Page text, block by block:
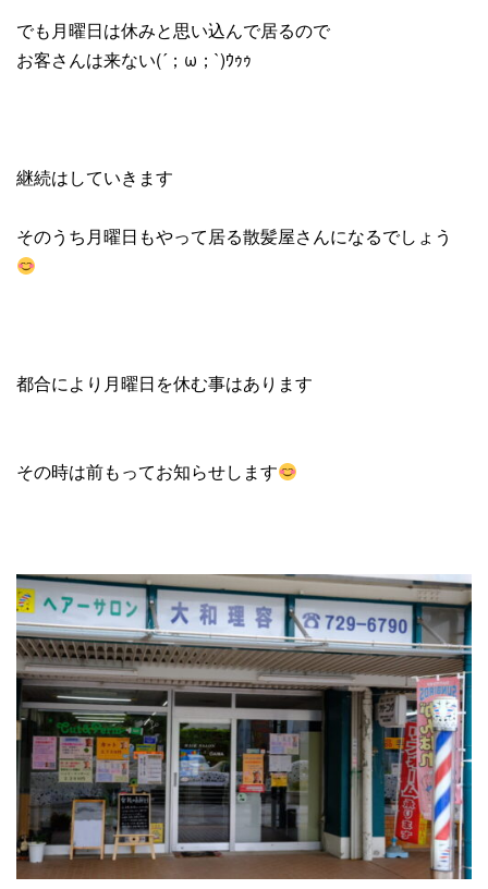
でも月曜日は休みと思い込んで居るので
お客さんは来ない(´；ω；`)ｳｩｩ
継続はしていきます
そのうち月曜日もやって居る散髪屋さんになるでしょう
都合により月曜日を休む事はあります
その時は前もってお知らせします